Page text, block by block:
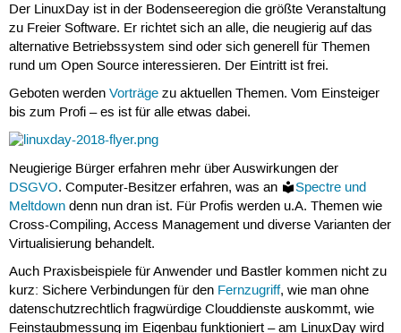
Der LinuxDay ist in der Bodenseeregion die größte Veranstaltung
zu Freier Software. Er richtet sich an alle, die neugierig auf das
alternative Betriebssystem sind oder sich generell für Themen
rund um Open Source interessieren. Der Eintritt ist frei.
Geboten werden Vorträgezu aktuellen Themen. Vom Einsteiger
bis zum Profi – es ist für alle etwas dabei.
Neugierige Bürger erfahren mehr über Auswirkungen der
DSGVO. Computer-Besitzer erfahren, was an
Spectre und
Meltdowndenn nun dran ist. Für Profis werden u.A. Themen wie
Cross-Compiling, Access Management und diverse Varianten der
Virtualisierung behandelt.
Auch Praxisbeispiele für Anwender und Bastler kommen nicht zu
kurz: Sichere Verbindungen für den Fernzugriff, wie man ohne
datenschutzrechtlich fragwürdige Clouddienste auskommt, wie
Feinstaubmessung im Eigenbau funktioniert – am LinuxDay wird